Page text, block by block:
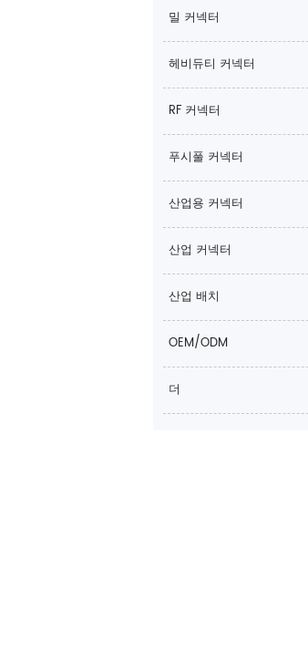
밀 커넥터
헤비듀티 커넥터
RF 커넥터
푸시풀 커넥터
산업용 커넥터
산업 커넥터
산업 배치
OEM/ODM
더